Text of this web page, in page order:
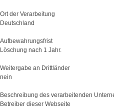
Ort der Verarbeitung
Deutschland
Aufbewahrungsfrist
Löschung nach 1 Jahr.
Weitergabe an Drittländer
nein
Beschreibung des verarbeitenden
Betreiber dieser Webseite